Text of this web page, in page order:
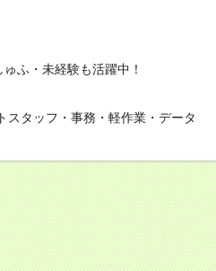
ふ・未経験も活躍中！
スタッフ・事務・軽作業・データ